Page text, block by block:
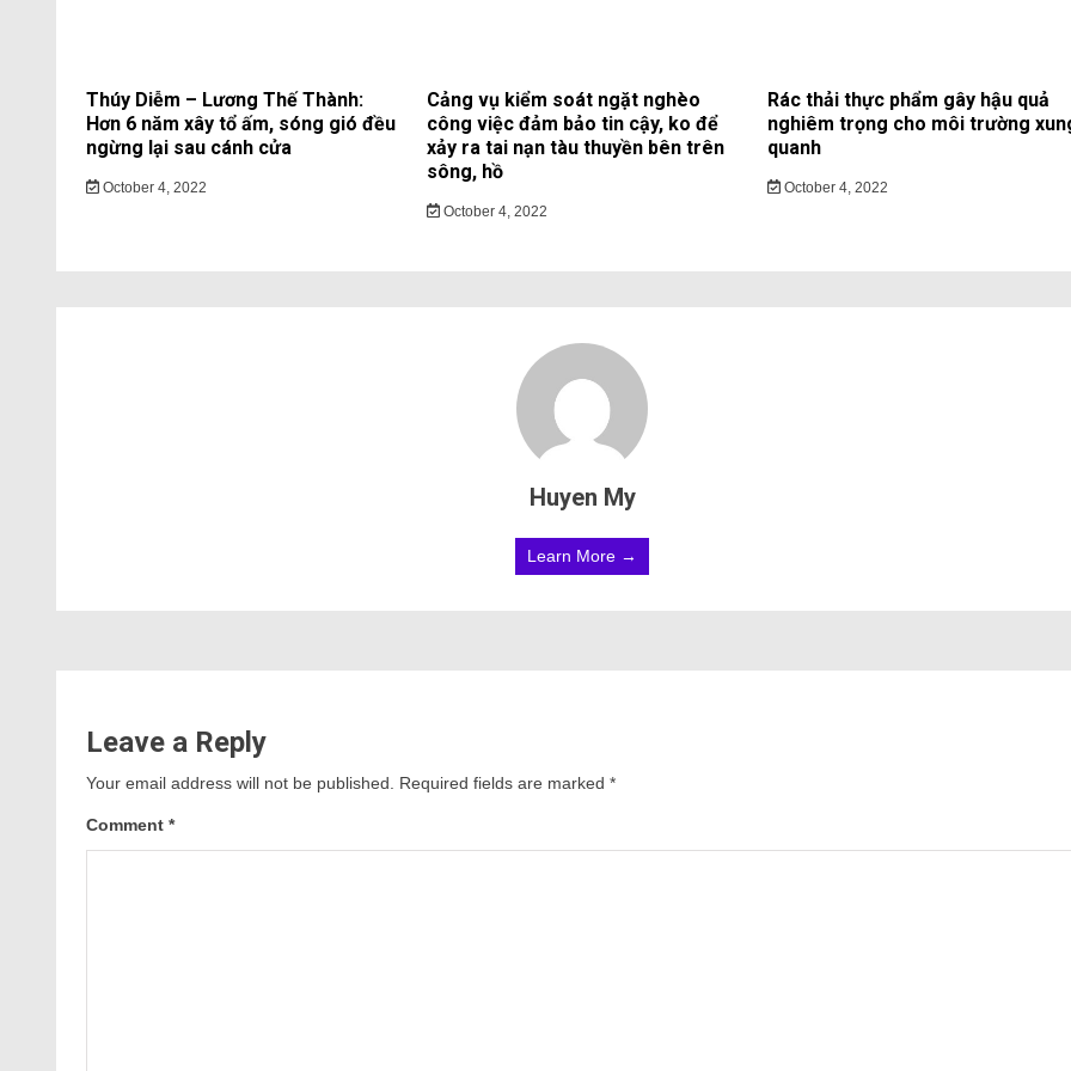
Thúy Diễm – Lương Thế Thành:
Hơn 6 năm xây tổ ấm, sóng gió đều
ngừng lại sau cánh cửa
October 4, 2022
Cảng vụ kiểm soát ngặt nghèo
công việc đảm bảo tin cậy, ko để
xảy ra tai nạn tàu thuyền bên trên
sông, hồ
October 4, 2022
Rác thải thực phẩm gây hậu quả
nghiêm trọng cho môi trường
quanh
October 4, 2022
Huyen My
Learn More →
Leave a Reply
Your email address will not be published. Required fields are marked *
Comment *